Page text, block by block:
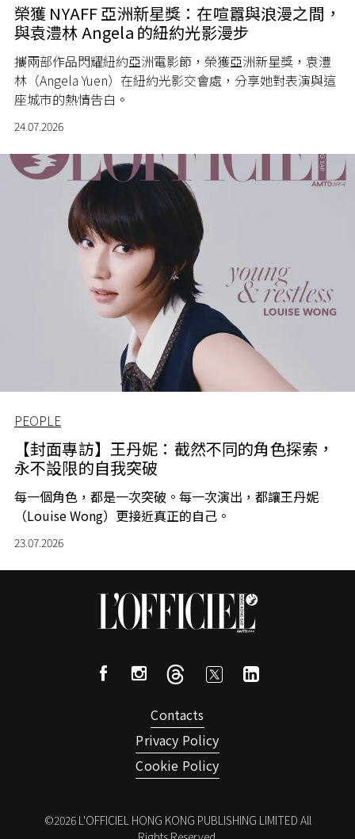
榮獲 NYAFF 亞洲新星獎：在喧囂與浪漫之間，
與袁澧林 Angela 的紐約光影漫步
攜兩部作品閃耀紐約亞洲電影節，榮獲亞洲新星獎，袁澧
林（Angela Yuen）在紐約光影交會處，分享她對表演與這
座城市的熱情告白。
24.07.2026
PEOPLE
【封面專訪】王丹妮：截然不同的角色探索，
永不設限的自我突破
每一個角色，都是一次突破。每一次演出，都讓王丹妮
（Louise Wong）更接近真正的自己。
23.07.2026
Contacts
Privacy Policy
Cookie Policy
©2026L'OFFICIEL HONG KONG PUBLISHING LIMITED All